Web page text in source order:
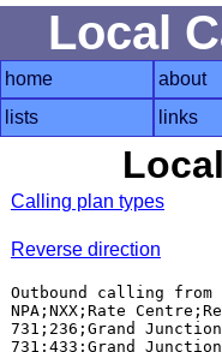
Local
home about
lists
links
Calling plan types
Reverse direction
Outbound calling from
NPA;NXX;Rate
731;236;Grand
731;433;Grand